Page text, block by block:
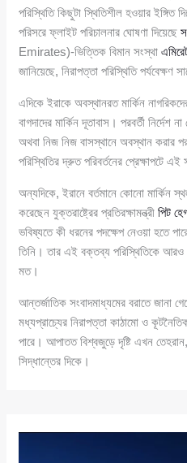
পরিস্থিতি কিছুটা স্থিতিশীল হওয়ার ইঙ্গিত
পরিসরে ফ্লাইট পরিচালনার ঘোষণা দিয়েছে
Emirates)-ভিত্তিক বিমান সংস্থা
জানিয়েছে, নিরাপত্তা পরিস্থিতি পর্যবেক্ষণ
এদিকে ইরাকে অবস্থানরত মার্কিন
বাগদাদের মার্কিন দূতাবাস। পরবর্তী নির্দেশ
অথবা নিজ নিজ বাসস্থানে অবস্থান করার
পরিস্থিতির দ্রুত পরিবর্তনের প্রেক্ষাপটে
অন্যদিকে, ইরানে বর্তমানে কোনো মার্কিন
করেছেন যুক্তরাষ্ট্রের প্রতিরক্ষামন্ত্রীপিট
ভবিষ্যতে কী ধরনের পদক্ষেপ নেওয়া হতে
তিনি। তার এই বক্তব্য পরিস্থিতিকে আরও
মত।
আন্তর্জাতিক সংবাদমাধ্যমের বরাতে জানা
মধ্যপ্রাচ্যের নিরাপত্তা কাঠামো ও
পারে। আপাতত বিশ্বজুড়ে দৃষ্টি এখন
সিদ্ধান্তের দিকে।